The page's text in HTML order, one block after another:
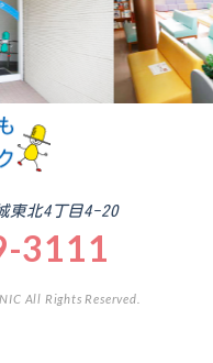
東北4丁目4-20
3111
All Rights Reserved.